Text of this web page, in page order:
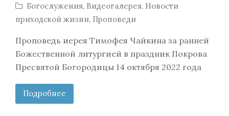
Богослужения, Видеогалерея, Новости
приходской жизни, Проповеди
Проповедь иерея Тимофея Чайкина за ранней
Божественной литургией в праздник Покрова
Пресвятой Богородицы 14 октября 2022 года
Подробнее